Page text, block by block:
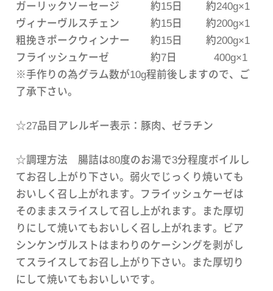
ガーリックソーセージ 約15日 約240g×1
ヴィナーヴルスチェン 約15日 約200g×1
粗挽きポークウィンナー 約15日 約200g×1
フライッシュケーゼ 約7日 400g×1
※手作りの為グラム数が10g程前後しますので、ご
了承下さい。
☆27品目アレルギー表示：豚肉、ゼラチン
☆調理方法 腸詰は80度のお湯で3分程度ボイルし
てお召し上がり下さい。弱火でじっくり焼いても
おいしく召し上がれます。フライッシュケーゼは
そのままスライスして召し上がれます。また厚切
りにして焼いてもおいしく召し上がれます。ビア
シンケンヴルストはまわりのケーシングを剥がし
てスライスしてお召し上がり下さい。また厚切り
にして焼いてもおいしいです。